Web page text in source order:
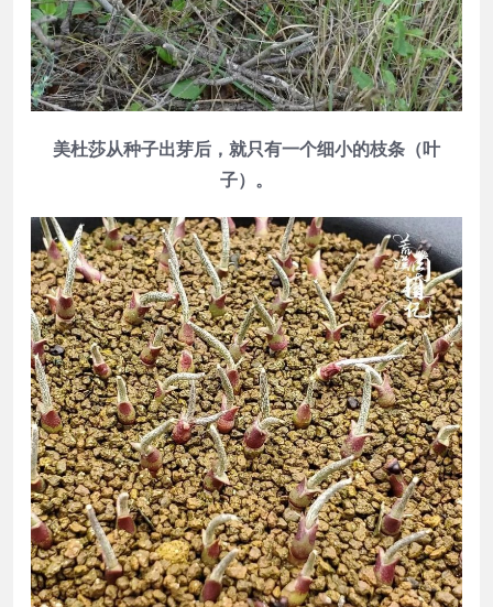
美杜莎从种子出芽后，就只有一个细小的枝条（叶
子）。